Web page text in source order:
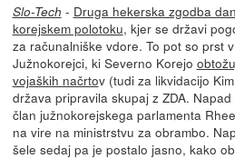
Slo-Tech - Druga hekerska zgodba
korejskem polotoku, kjer se državi
za računalniške vdore. To pot so prst
Južnokorejci, ki Severno Korejo
vojaških načrtov (tudi za likvidacijo
država pripravila skupaj z ZDA.
član južnokorejskega parlamenta
na vire na ministrstvu za obrambo.
šele sedaj pa je postalo jasno, kako